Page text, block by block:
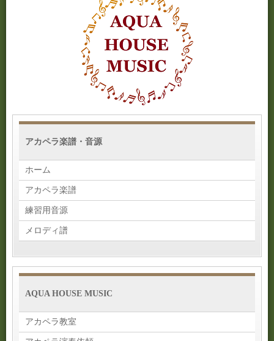
アカペラ楽譜・音源
ホーム
アカペラ楽譜
練習用音源
メロディ譜
AQUA HOUSE MUSIC
アカペラ教室